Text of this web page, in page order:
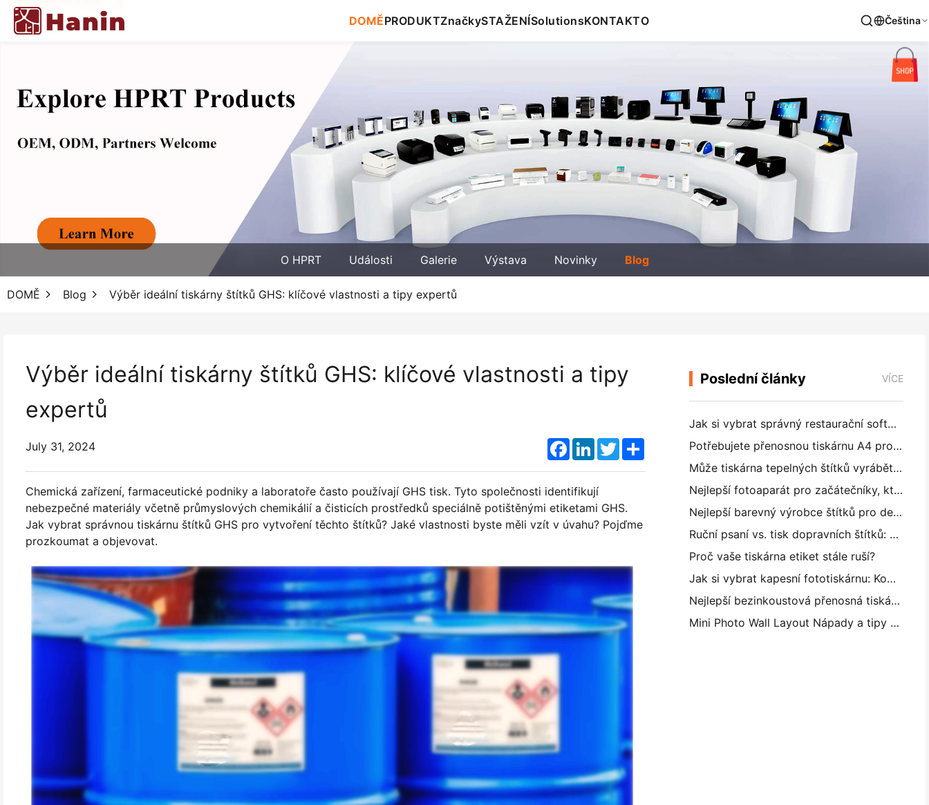
DOMĚPRODUKTZnačkySTAŽENÍSolutionsKONTAKTO Čeština
O HPRT Události Galerie Výstava Novinky Blog
DOMĚ Blog Výběr ideální tiskárny štítků GHS: klíčové vlastnosti a tipy expertů
Výběr ideální tiskárny štítků GHS: klíčové vlastnosti a tipy
expertů
July 31, 2024 Facebook
LinkedInTwitterShare
Chemická zařízení, farmaceutické podniky a laboratoře často používají GHS tisk. Tyto společnosti identifikují
nebezpečné materiály včetně průmyslových chemikálií a čisticích prostředků speciálně potištěnými etiketami GHS.
Jak vybrat správnou tiskárnu štítků GHS pro vytvoření těchto štítků? Jaké vlastnosti byste měli vzít v úvahu? Pojďme
prozkoumat a objevovat.
Poslední články VÍCE
Jak si vybrat správný restaurační software pro vaši malou nebo střední restauraci
Potřebujete přenosnou tiskárnu A4 pro skladové faktury? Co vlastně funguje
Může tiskárna tepelných štítků vyrábět vodotěsné štítky pro malé podniky?
Nejlepší fotoaparát pro začátečníky, kteří nechtějí plýtvat papírem
Nejlepší barevný výrobce štítků pro deníkování a scrapbooking: Přidat více barev na každou stránku
Ruční psaní vs. tisk dopravních štítků: Tipy pro malé podniky v roce 2026
Proč vaše tiskárna etiket stále ruší?
Jak si vybrat kapesní fototiskárnu: Kompletní příručka pro uživatele deníků, cestování a iPhone
Nejlepší bezinkoustová přenosná tiskárna pro cestování, školu a mobilní práci: Hanin MT620 Pro Review
Mini Photo Wall Layout Nápady a tipy pro dekoraci ložnice a koleje